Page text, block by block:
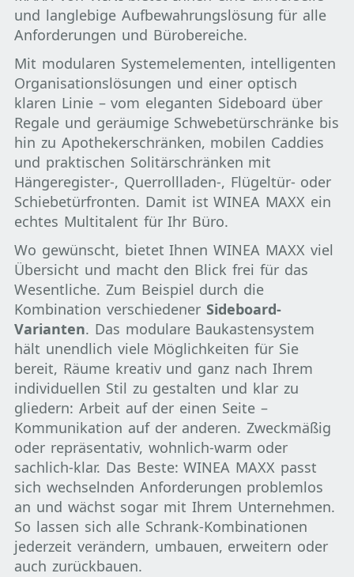
und langlebige Aufbewahrungslösung für alle
Anforderungen und Bürobereiche.
Mit modularen Systemelementen, intelligenten
Organisationslösungen und einer optisch
klaren Linie – vom eleganten Sideboard über
Regale und geräumige Schwebetürschränke bis
hin zu Apothekerschränken, mobilen Caddies
und praktischen Solitärschränken mit
Hängeregister-, Querrollladen-, Flügeltür- oder
Schiebetürfronten. Damit ist WINEA MAXX ein
echtes Multitalent für Ihr Büro.
Wo gewünscht, bietet Ihnen WINEA MAXX viel
Übersicht und macht den Blick frei für das
Wesentliche. Zum Beispiel durch die
Kombination verschiedener Sideboard-
Varianten. Das modulare Baukastensystem
hält unendlich viele Möglichkeiten für Sie
bereit, Räume kreativ und ganz nach Ihrem
individuellen Stil zu gestalten und klar zu
gliedern: Arbeit auf der einen Seite –
Kommunikation auf der anderen. Zweckmäßig
oder repräsentativ, wohnlich-warm oder
sachlich-klar. Das Beste: WINEA MAXX passt
sich wechselnden Anforderungen problemlos
an und wächst sogar mit Ihrem Unternehmen.
So lassen sich alle Schrank-Kombinationen
jederzeit verändern, umbauen, erweitern oder
auch zurückbauen.